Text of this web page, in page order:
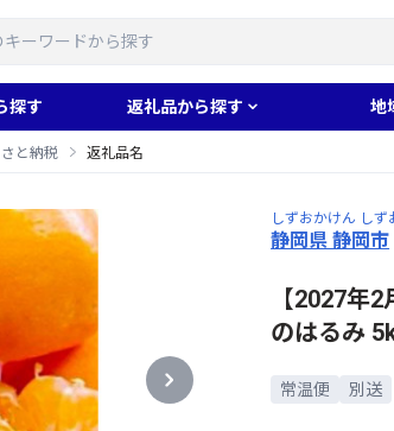
探す 返礼品から探す 地
と納税 返礼品名
しずおかけん しず
静岡県 静岡市
【2027年
のはるみ
常温便 別送